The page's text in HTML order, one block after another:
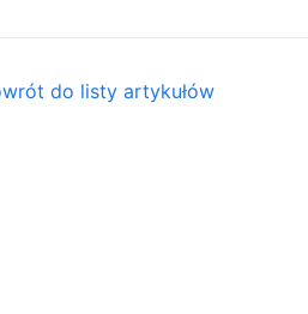
do listy artykułów